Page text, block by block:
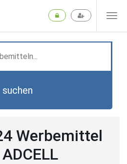
suchen
Werbemittel